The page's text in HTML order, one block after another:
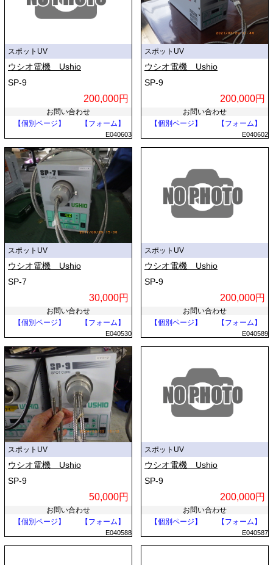
スポットUV
ウシオ電機 Ushio
SP-9
200,000円
お問い合わせ
【個別ページ】
【フォーム】
E040603
スポットUV
ウシオ電機 Ushio
SP-9
200,000円
お問い合わせ
【個別ページ】
【フォーム】
E040602
スポットUV
ウシオ電機 Ushio
SP-7
30,000円
お問い合わせ
【個別ページ】
【フォーム】
E040530
スポットUV
ウシオ電機 Ushio
SP-9
200,000円
お問い合わせ
【個別ページ】
【フォーム】
E040589
スポットUV
ウシオ電機 Ushio
SP-9
50,000円
お問い合わせ
【個別ページ】
【フォーム】
E040588
スポットUV
ウシオ電機 Ushio
SP-9
200,000円
お問い合わせ
【個別ページ】
【フォーム】
E040587